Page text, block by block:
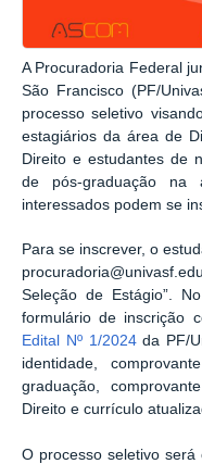
A Procuradoria Federal
São Francisco (PF/
processo seletivo
estagiários da área de
Direito e estudantes de
de pós-graduação na
interessados podem se
Para se inscrever, o
Seleção de Estágio”.
formulário de inscrição
Edital Nº 1/2024da PF/
identidade,
graduação,
Direito e currículo
O processo seletivo